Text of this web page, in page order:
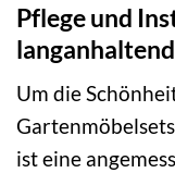
Pflege und
Um die
ist eine